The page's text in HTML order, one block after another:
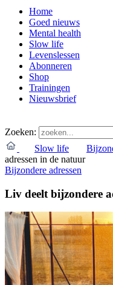
Home
Goed nieuws
Mental health
Slow life
Levenslessen
Abonneren
Shop
Trainingen
Nieuwsbrief
Zoeken:
Slow life
adressen in de natuur
Bijzondere adressen
Liv deelt bijzondere